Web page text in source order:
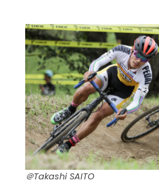
＠Takashi SAITO